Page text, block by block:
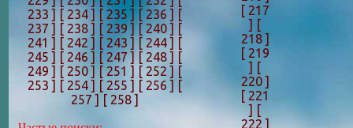
[ 217
] [
218 ]
[ 219
] [
220 ]
[ 221
] [
222 ]
233 ] [ 234 ] [ 235 ][ 236 ] [
237 ] [ 238 ] [ 239 ][ 240 ] [
241 ] [ 242 ] [ 243 ][ 244 ] [
245 ] [ 246 ] [ 247 ] [ 248 ] [
249 ] [ 250 ] [ 251 ] [ 252 ] [
253 ] [ 254 ] [ 255 ] [ 256 ] [
257 ] [ 258 ]